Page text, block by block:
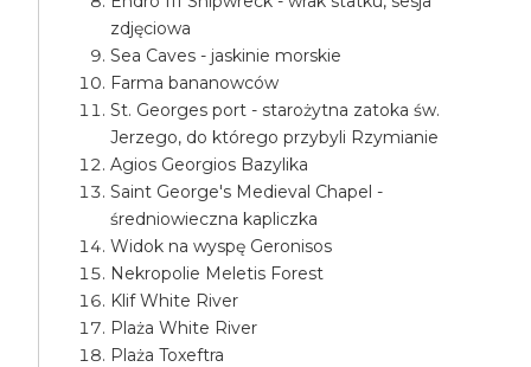
zdjęciowa
Sea Caves - jaskinie morskie
Farma bananowców
St. Georges port - starożytna zatoka św.
Jerzego, do którego przybyli Rzymianie
Agios Georgios Bazylika
Saint George's Medieval Chapel -
średniowieczna kapliczka
Widok na wyspę Geronisos
Nekropolie Meletis Forest
Klif White River
Plaża White River
Plaża Toxeftra